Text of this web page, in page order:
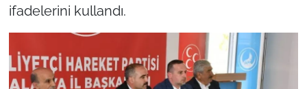
ifadelerini kullandı.